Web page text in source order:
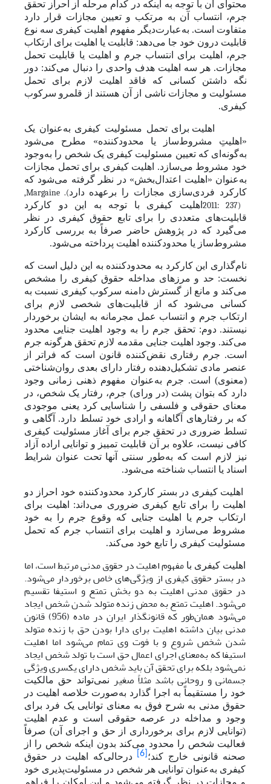
محتوای آن با توجه به اینکه در کدام مرحله از احراز تحقق
جرم، انتساب آن به مرتکب و تعیین مجازات قرار دارد
متفاوت است. به‌عبارت‌دیگر مفهوم اهلیت کیفری سه نوع
قابلیت درون خود جا می‌دهد: قابلیت یا اهلیت برای ارتکاب
جرم، اهلیت برای انتساب جرم و اهلیت یا قابلیت تحمل
مجازات. هر سه اهلیت هدف واحدی را دنبال می‌کند: دور
نگه داشتن کسانی که فاقد اهلیت لازم برای تحمل
مسئولیت و مجازات ناشی از آن هستند از قلمرو سرکوب
کیفری.
اهلیت برای تحمل مسئولیت کیفری به‌عنوان یک
«اهلیتِ مشروط‌ساز یا محدود‌کننده» مطرح می‌شود
به‌گونه‌ای که تعیین مسئولیت کیفری یک شخص را به‌وجود
خود مشروط می‌سازد. اهلیت کیفری برای تحمل مجازات
به‌عنوان «اهلیت اعتدال‌بخش» در نظر گرفته می‌شود که
کارکرد فردی‌سازی مجازات را بر‌عهده دارد.(
Margaine
,
2011: 237) اهلیت کیفری با توجه به این دو کارکرد
قابلیت‌های متعددی را برای تابع حقوق کیفری در نظر
‌می‌گیرد که در پژوهش حاضر صرفاً به بررسی کارکرد
مشروط‌ساز یا محدود‌کننده اهلیت پرداخته می‌شود.
نام‌گذاری این کار‌کرد به محدود‌کننده به این دلیل است که
نخست: حد و مرز‌های مداخله حقوق کیفری را مشخص
می‌کند و مانع از گسترش دامنه سرکوب کیفری نسبت به
کسانی می‌شود که از قابلیت‌های شخصی لازم برای
ارتکاب جرم و انتساب عمل مجرمانه به ایشان برخوردار
نیستند. دوم: تحقق جرم را به وجود اهلیت جنایی محدود
می‌کند. وجود اهلیت جنایی مقدمه لازم تحقق هرگونه جرم
است. جرم رفتاری نقض‌کننده قانون است که فراتر از
عنصر مادی تشکیل‌دهنده رفتار دارای بعدی روان‌شناختی
(معنوی) است. جرم به‌عنوان مفهوم ذهنی زمانی وجود
دارد که بتوان پشت (در ورای) جرم، رفتار
یک شخص، در
معنای حقوقی و فلسفی را شناسایی کرد یعنی موجودی
که بر رفتارهای آگاهانه و ارادی خود تسلط دارد. آگاهی و
تسلط ضروری در تحقق جرم برای آغاز مسئولیت کیفری
کافی نیست، علاوه بر آن قابلیت تمییز و توانایی اراده آزاد
نیز لازم است که به‌طور سنتی آنها تحت عنوان شرایط
اسناد یا انتساب شناخته می‌شود.
اهلیت کیفری در بستر کارکرد محدود‌کننده خود احراز دو
اهلیت را برای تابع کیفری ضروری می‌داند: اهلیت برای
ارتکاب جرم یا اهلیت جنایی که وقوع جرم را به خود
مشروط می‌سازد و اهلیت برای انتساب جرم که تحمل
مسئولیت کیفری را تابع خود می‌کند.
اهلیت کیفری با مفهوم اهلیت در حقوق مدنی مرتبط است، اما
در بستر حقوق کیفری از ویژگی‌های خاص برخوردار می‌شود.
در حقوق مدنی اهلیت به دو بخش تمتع و استیفا تقسیم
می‌شود. اهلیت تمتع به محض زنده متولد شدن شخص ایجاد
می‌‌شود همان‌طور که قانونگذار ایران در ماده (956) قانون
مدنی بیان داشته اهلیت برای دارا بودن حق با زنده متولد
شدن شخص شروع و با فوت وی تمام می‌شود اما اهلیت
استیفا که به‌معنای اجرای اعمال حق است با تولد شخص ایجاد
نمی‌شود بلکه برای تحقق آن باید شخص دارای یکسری ویژگی
جسمانی و روحانی باشد مثلاً صغیر نمی‌تواند حق مالکیت
خود را مستقیماً به اجرا گذارد به‌صورت خلاصه اهلیت در
حقوق مدنی به شرح فوق به معنای توانایی یک فرد برای
وجود و مداخله در عرصه حقوقی است و عدم اهلیت
(توانایی لازم برای برخورداری از حق و اجرای آن) صرفاً
فعالیت شخص را محدود می‌کند بدون اینکه شخص را از
صحنه قانونی خارج کند؛ [6]
درحالی‌که اهلیت در حقوق
کیفری به‌عنوان توانایی هر شخص در مسئولیت‌پذیری خود